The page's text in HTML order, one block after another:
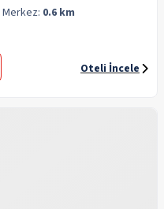
Merkez: 0.6 km
Oteli İncele